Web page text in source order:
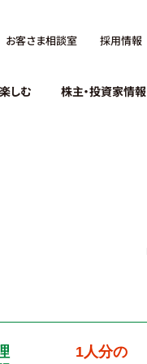
お客さま相談室 採用情報
しむ 株主・投資家情報
1人分の